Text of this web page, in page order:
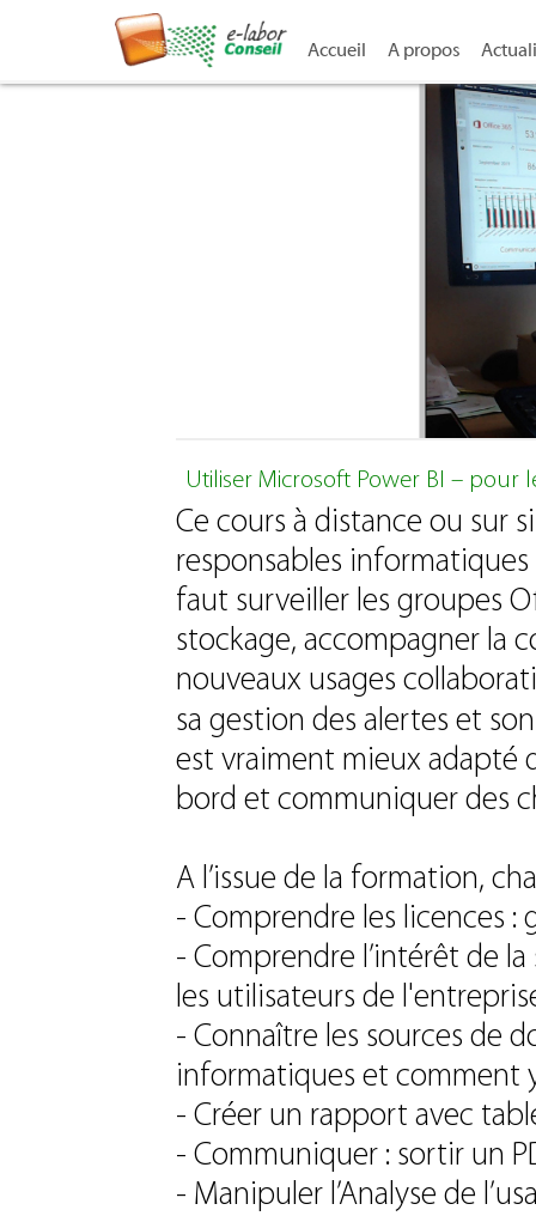
Accueil A propos
Utiliser Microsoft Power BI – pour
Ce cours à distance ou sur
responsables
faut surveiller les groupes
stockage, accompagner la
nouveaux usages
sa gestion des alertes et
est vraiment mieux adapté
bord et communiquer des
A l’issue de la formation,
- Comprendre les licences :
- Comprendre l’intérêt de
les utilisateurs de
- Connaître les sources de
informatiques et comment
- Créer un rapport avec
- Communiquer : sortir un
- Manipuler l’Analyse de